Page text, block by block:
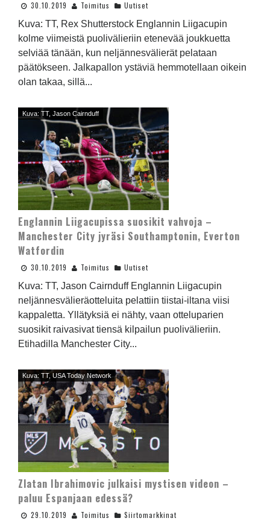
30.10.2019 Toimitus Uutiset
Kuva: TT, Rex Shutterstock Englannin Liigacupin
kolme viimeistä puolivälieriin etenevää joukkuetta
selviää tänään, kun neljännesvälierät pelataan
päätökseen. Jalkapallon ystäviä hemmotellaan oikein
olan takaa, sillä...
Kuva: TT, Jason Cairnduff
Englannin Liigacupissa suosikit vahvoja –
Manchester City jyräsi Southamptonin, Everton
Watfordin
30.10.2019 Toimitus Uutiset
Kuva: TT, Jason Cairnduff Englannin Liigacupin
neljännesvälieräotteluita pelattiin tiistai-iltana viisi
kappaletta. Yllätyksiä ei nähty, vaan otteluparien
suosikit raivasivat tiensä kilpailun puolivälieriin.
Etihadilla Manchester City...
Kuva: TT, USA Today Network
Zlatan Ibrahimovic julkaisi mystisen videon –
paluu Espanjaan edessä?
29.10.2019 Toimitus Siirtomarkkinat